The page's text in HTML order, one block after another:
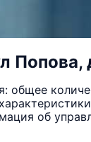
Попова,
об